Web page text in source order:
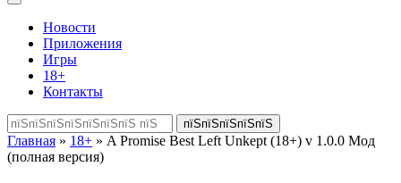
Toggle
navigationНовости
Приложения
Игры
18+
Контакты
Главная » 18+ » A Promise Best Left Unkept (18+) v 1.0.0 Мод
(полная версия)